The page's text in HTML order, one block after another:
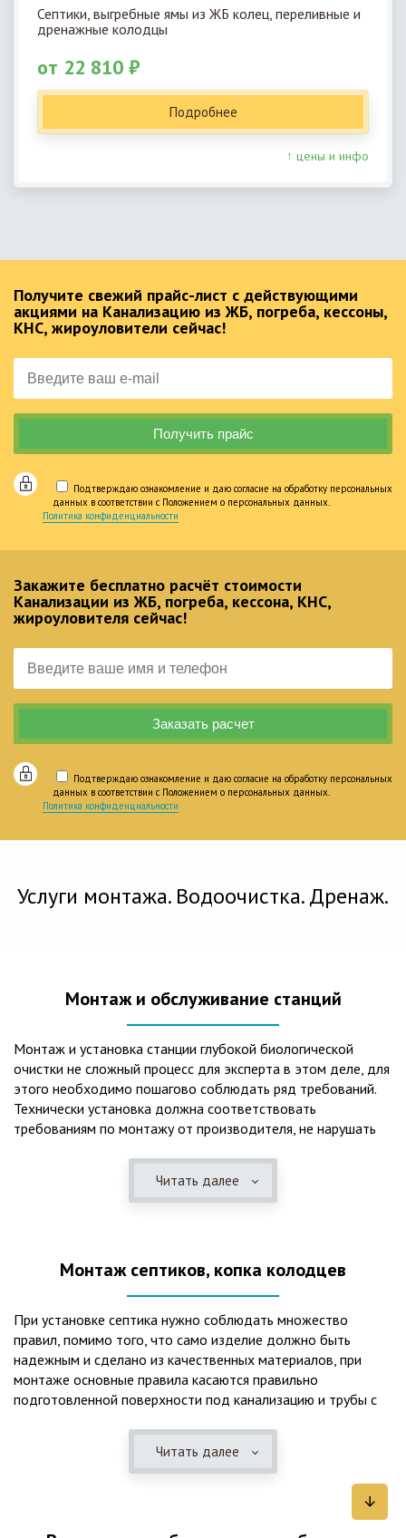
Септики, выгребные ямы из ЖБ колец, переливные и
дренажные колодцы
от 22 810 ₽
Подробнее
↑ цены и инфо
Получите свежий прайс-лист с действующими
акциями на Канализацию из ЖБ, погреба, кессоны,
КНС, жироуловители сейчас!
Подтверждаю ознакомление и даю согласие на обработку персональных
данных в соответствии с Положением о персональных данных.
Политика конфиденциальности
Закажите бесплатно расчёт стоимости
Канализации из ЖБ, погреба, кессона, КНС,
жироуловителя сейчас!
Подтверждаю ознакомление и даю согласие на обработку персональных
данных в соответствии с Положением о персональных данных.
Политика конфиденциальности
Услуги монтажа. Водоочистка. Дренаж.
Монтаж и обслуживание станций
Монтаж и установка станции глубокой биологической
очистки не сложный процесс для эксперта в этом деле, для
этого необходимо пошагово соблюдать ряд требований.
Технически установка должна соответствовать
требованиям по монтажу от производителя, не нарушать
представления о требованиях ПУЭ, ведь не качественный
монтаж может привезти не только к выходу из строя
вод – самый эффективный способ из всех существующих
оборудования вода может применяться для хозяйственных
нужд и полива огорода, а остатки ила при чистке могут
стать эффективным удобрением. Нет необходимости
тратить средства на ассенизаторскую машину. Системы
монтируются при минимуме земляных работ, без грязи и
заезда крупной техники, даже при очень высоком уровне
грунтовых вод. Служат до 50 и более лет при уникальной
необходимо удалять ил, самостоятельно или с помощью
Читать далее
Монтаж септиков, копка колодцев
При установке септика нужно соблюдать множество
правил, помимо того, что само изделие должно быть
надежным и сделано из качественных материалов, при
монтаже основные правила касаются правильно
подготовленной поверхности под канализацию и трубы с
Мы установим Вам емкости для фильтрации и отстаивания
сточных вод по технологиям, не приводящим к загрязнению
Читать далее